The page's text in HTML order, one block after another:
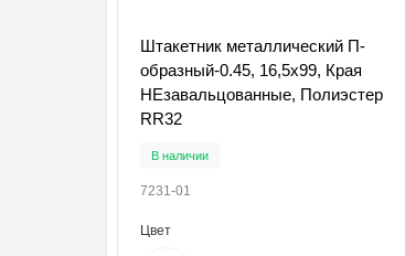
Штакетник металлический П-
образный-0.45, 16,5х99, Края
НЕзавальцованные, Полиэстер
RR32
В наличии
7231-01
Цвет